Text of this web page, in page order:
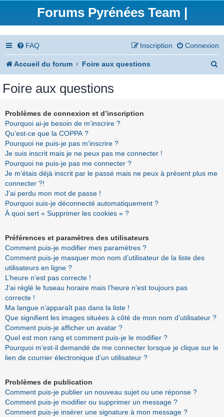
Forums Pyrénées Team |
FAQ Connexion
Inscription
Accueil du forum Foire aux questions
Foire aux questions
Problèmes de connexion et d’inscription
Pourquoi ai-je besoin de m’inscrire ?
Qu’est-ce que la COPPA ?
Pourquoi ne puis-je pas m’inscrire ?
Je suis inscrit mais je ne peux pas me connecter !
Pourquoi ne puis-je pas me connecter ?
Je m’étais déjà inscrit par le passé mais ne peux à présent plus me
connecter ?!
J’ai perdu mon mot de passe !
Pourquoi suis-je déconnecté automatiquement ?
À quoi sert « Supprimer les cookies » ?
Préférences et paramètres des utilisateurs
Comment puis-je modifier mes paramètres ?
Comment puis-je masquer mon nom d’utilisateur de la liste des
utilisateurs en ligne ?
L’heure n’est pas correcte !
J’ai réglé le fuseau horaire mais l’heure n’est toujours pas
correcte !
Ma langue n’apparaît pas dans la liste !
Que signifient les images situées à côté de mon nom d’utilisateur ?
Comment puis-je afficher un avatar ?
Quel est mon rang et comment puis-je le modifier ?
Pourquoi m’est-il demandé de me connecter lorsque je clique sur le
lien de courrier électronique d’un utilisateur ?
Problèmes de publication
Comment puis-je publier un nouveau sujet ou une réponse ?
Comment puis-je modifier ou supprimer un message ?
Comment puis-je insérer une signature à mon message ?